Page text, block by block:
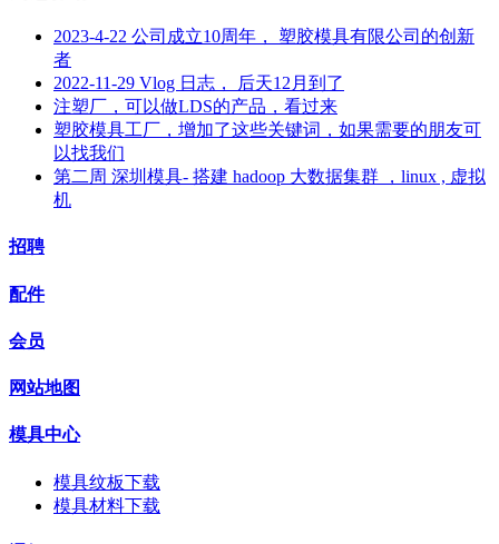
2023-4-22 公司成立10周年， 塑胶模具有限公司的创新
者
2022-11-29 Vlog 日志， 后天12月到了
注塑厂，可以做LDS的产品，看过来
塑胶模具工厂，增加了这些关键词，如果需要的朋友可
以找我们
第二周 深圳模具- 搭建 hadoop 大数据集群 ，linux , 虚拟
机
招聘
配件
会员
网站地图
模具中心
模具纹板下载
模具材料下载